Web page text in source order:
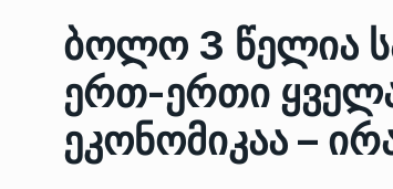
ბოლო 3 წელია
ერთ-ერთი
ეკონომიკაა –
ᲔᲙᲝᲜᲝᲛᲘᲙᲐ
8